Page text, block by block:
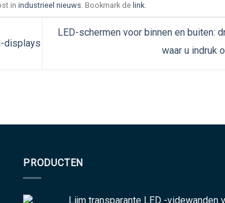
in industrieel nieuws. Bookmark de link.
displays
LED-schermen voor binnen en buiten:
waar u indruk
PRODUCTEN
Lijm transparante LED -videwanden